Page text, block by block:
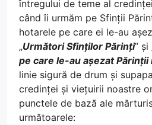
întregului de teme al
când îi urmăm pe Sfinții
hotarele pe care ei le-au
„Următori Sfinților Părinți” și
pe care le-au așezat
linie sigură de drum și
credinței și viețuirii noastre
punctele de bază ale
următoarele: